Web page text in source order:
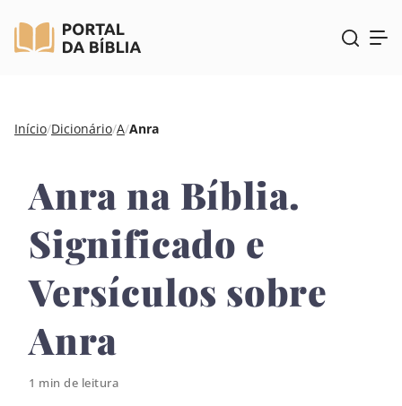
Pular
conteúdo
Início/Dicionário/A/Anra
Anra na Bíblia.
Significado e
Versículos sobre
Anra
1 min de leitura